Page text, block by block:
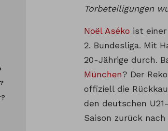
Torbeteiligungen
Noël Aséko ist
2. Bundesliga. Mit
20-Jährige durch.
München? Der
offiziell die
den deutschen
Saison zurück nach